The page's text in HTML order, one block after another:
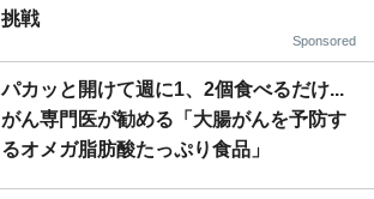
挑戦
Sponsored
パカッと開けて週に1、2個食べるだけ...
がん専門医が勧める「大腸がんを予防す
るオメガ脂肪酸たっぷり食品」